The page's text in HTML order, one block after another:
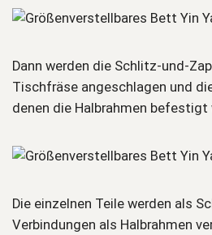
Dann werden die Schlitz-und-
Tischfräse angeschlagen und
denen die Halbrahmen befestigt
Die einzelnen Teile werden als
Verbindungen als Halbrahmen